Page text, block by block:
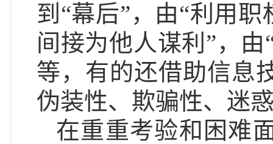
到“幕后”，由“利用
间接为他人谋利”，
等，有的还借助信息
伪装性、欺骗性、迷
在重重考验和困难